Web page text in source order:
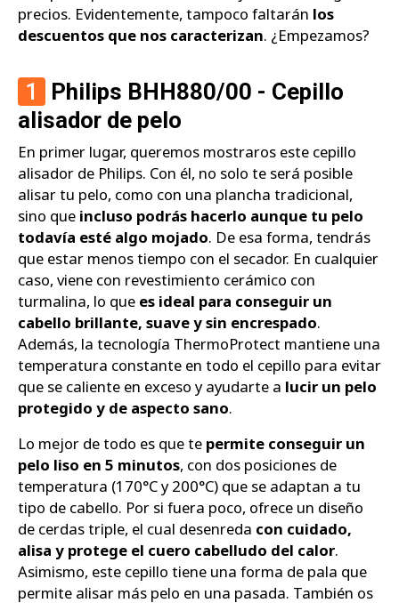
precios. Evidentemente, tampoco faltarán los
descuentos que nos caracterizan. ¿Empezamos?
1
Philips BHH880/00 - Cepillo
alisador de pelo
En primer lugar, queremos mostraros este cepillo
alisador de Philips. Con él, no solo te será posible
alisar tu pelo, como con una plancha tradicional,
sino que incluso podrás hacerlo aunque tu pelo
todavía esté algo mojado. De esa forma, tendrás
que estar menos tiempo con el secador. En cualquier
caso, viene con revestimiento cerámico con
turmalina, lo que es ideal para conseguir un
cabello brillante, suave y sin encrespado.
Además, la tecnología ThermoProtect mantiene una
temperatura constante en todo el cepillo para evitar
que se caliente en exceso y ayudarte a lucir un pelo
protegido y de aspecto sano.
Lo mejor de todo es que te permite conseguir un
pelo liso en 5 minutos, con dos posiciones de
temperatura (170°C y 200°C) que se adaptan a tu
tipo de cabello. Por si fuera poco, ofrece un diseño
de cerdas triple, el cual desenreda con cuidado,
alisa y protege el cuero cabelludo del calor.
Asimismo, este cepillo tiene una forma de pala que
permite alisar más pelo en una pasada. También os